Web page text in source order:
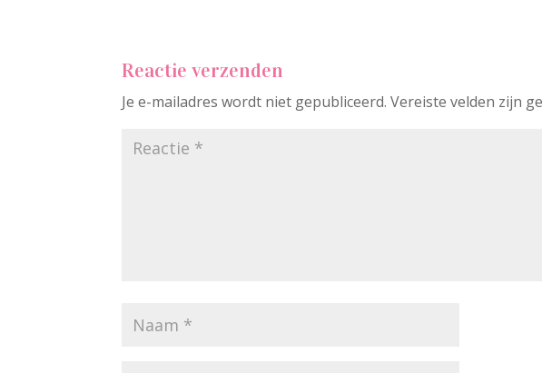
Reactie verzenden
Je e-mailadres wordt niet gepubliceerd. Vereiste velden zijn